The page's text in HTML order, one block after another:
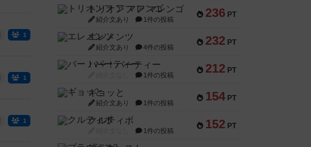
1
1
1
236 PT
トリオンフ ア マレンゴ
紹介文あり 1件の投稿
232 PT
エレメンツ
紹介文あり 4件の投稿
212 PT
バー！パーティー
1件の投稿
154 PT
ギョッと
紹介文あり 1件の投稿
152 PT
クルティボ
1件の投稿